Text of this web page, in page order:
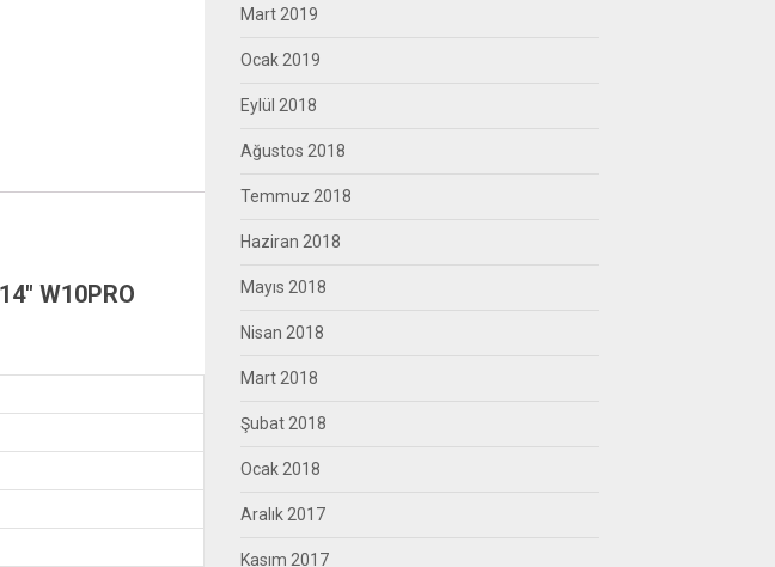
W10PRO
Mart 2019
Ocak 2019
Eylül 2018
Ağustos 2018
Temmuz 2018
Haziran 2018
Mayıs 2018
Nisan 2018
Mart 2018
Şubat 2018
Ocak 2018
Aralık 2017
Kasım 2017